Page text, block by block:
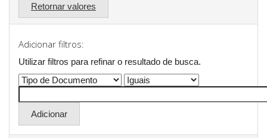
Retornar valores
Adicionar filtros:
Utilizar filtros para refinar o resultado de busca.